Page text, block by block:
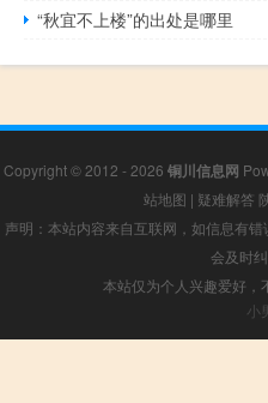
“秋宜不上楼”的出处是哪里
Copyright © 2012 - 2026 铜川信息网
站地图 | 疑难解答
声明：本站内容来自互联网，如信息有
会及时
本站仅为个人兴趣爱好，
小